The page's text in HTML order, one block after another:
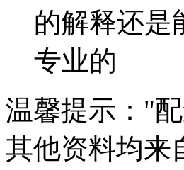
的解释还是
专业的
温馨提示："
其他资料均来